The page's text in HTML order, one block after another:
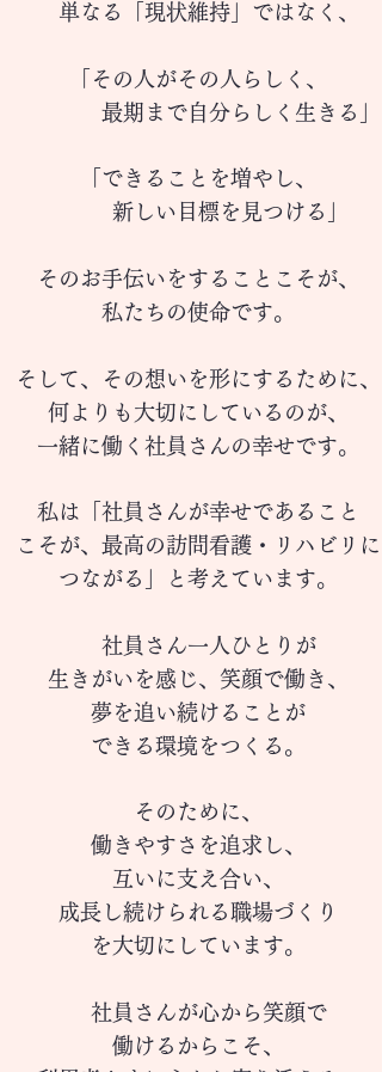
単なる「現状維持」ではなく、
「その人がその人らしく、
最期まで自分らしく生きる」
「できることを増やし、
新しい目標を見つける」
そのお手伝いをすることこそが、
私たちの使命です。
そして、その想いを形にするために、
何よりも大切にしているのが、
一緒に働く社員さんの幸せです。
私は「社員さんが幸せであること
こそが、最高の訪問看護・リハビリに
つながる」と考えています。
社員さん一人ひとりが
生きがいを感じ、笑顔で働き、
夢を追い続けることが
できる環境をつくる。
そのために、
働きやすさを追求し、
互いに支え合い、
成長し続けられる 職場づくり
を大切にしています。
社員さんが心から笑顔で
働けるからこそ、